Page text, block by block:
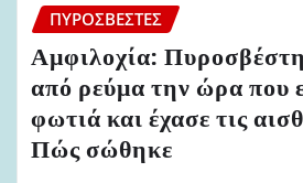
ΠΥΡΟΣΒΈΣΤΕΣ
Αμφιλοχία:
από ρεύμα την ώρα που
φωτιά και έχασε τις
Πώς σώθηκε